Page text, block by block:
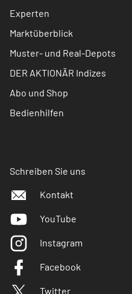
Experten
Marktüberblick
Muster- und Real-Depots
DER AKTIONÄR Indizes
Abo und Shop
Bedienhilfen
Schreiben Sie uns
Kontakt
YouTube
Instagram
Facebook
Twitter